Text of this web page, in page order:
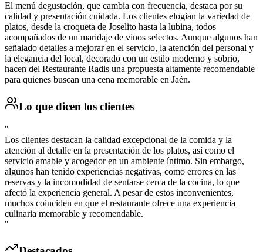
El menú degustación, que cambia con frecuencia, destaca por su
calidad y presentación cuidada. Los clientes elogian la variedad de
platos, desde la croqueta de Joselito hasta la lubina, todos
acompañados de un maridaje de vinos selectos. Aunque algunos han
señalado detalles a mejorar en el servicio, la atención del personal y
la elegancia del local, decorado con un estilo moderno y sobrio,
hacen del Restaurante Radis una propuesta altamente recomendable
para quienes buscan una cena memorable en Jaén.
Lo que dicen los clientes
"
Los clientes destacan la calidad excepcional de la comida y la
atención al detalle en la presentación de los platos, así como el
servicio amable y acogedor en un ambiente íntimo. Sin embargo,
algunos han tenido experiencias negativas, como errores en las
reservas y la incomodidad de sentarse cerca de la cocina, lo que
afectó la experiencia general. A pesar de estos inconvenientes,
muchos coinciden en que el restaurante ofrece una experiencia
culinaria memorable y recomendable.
"